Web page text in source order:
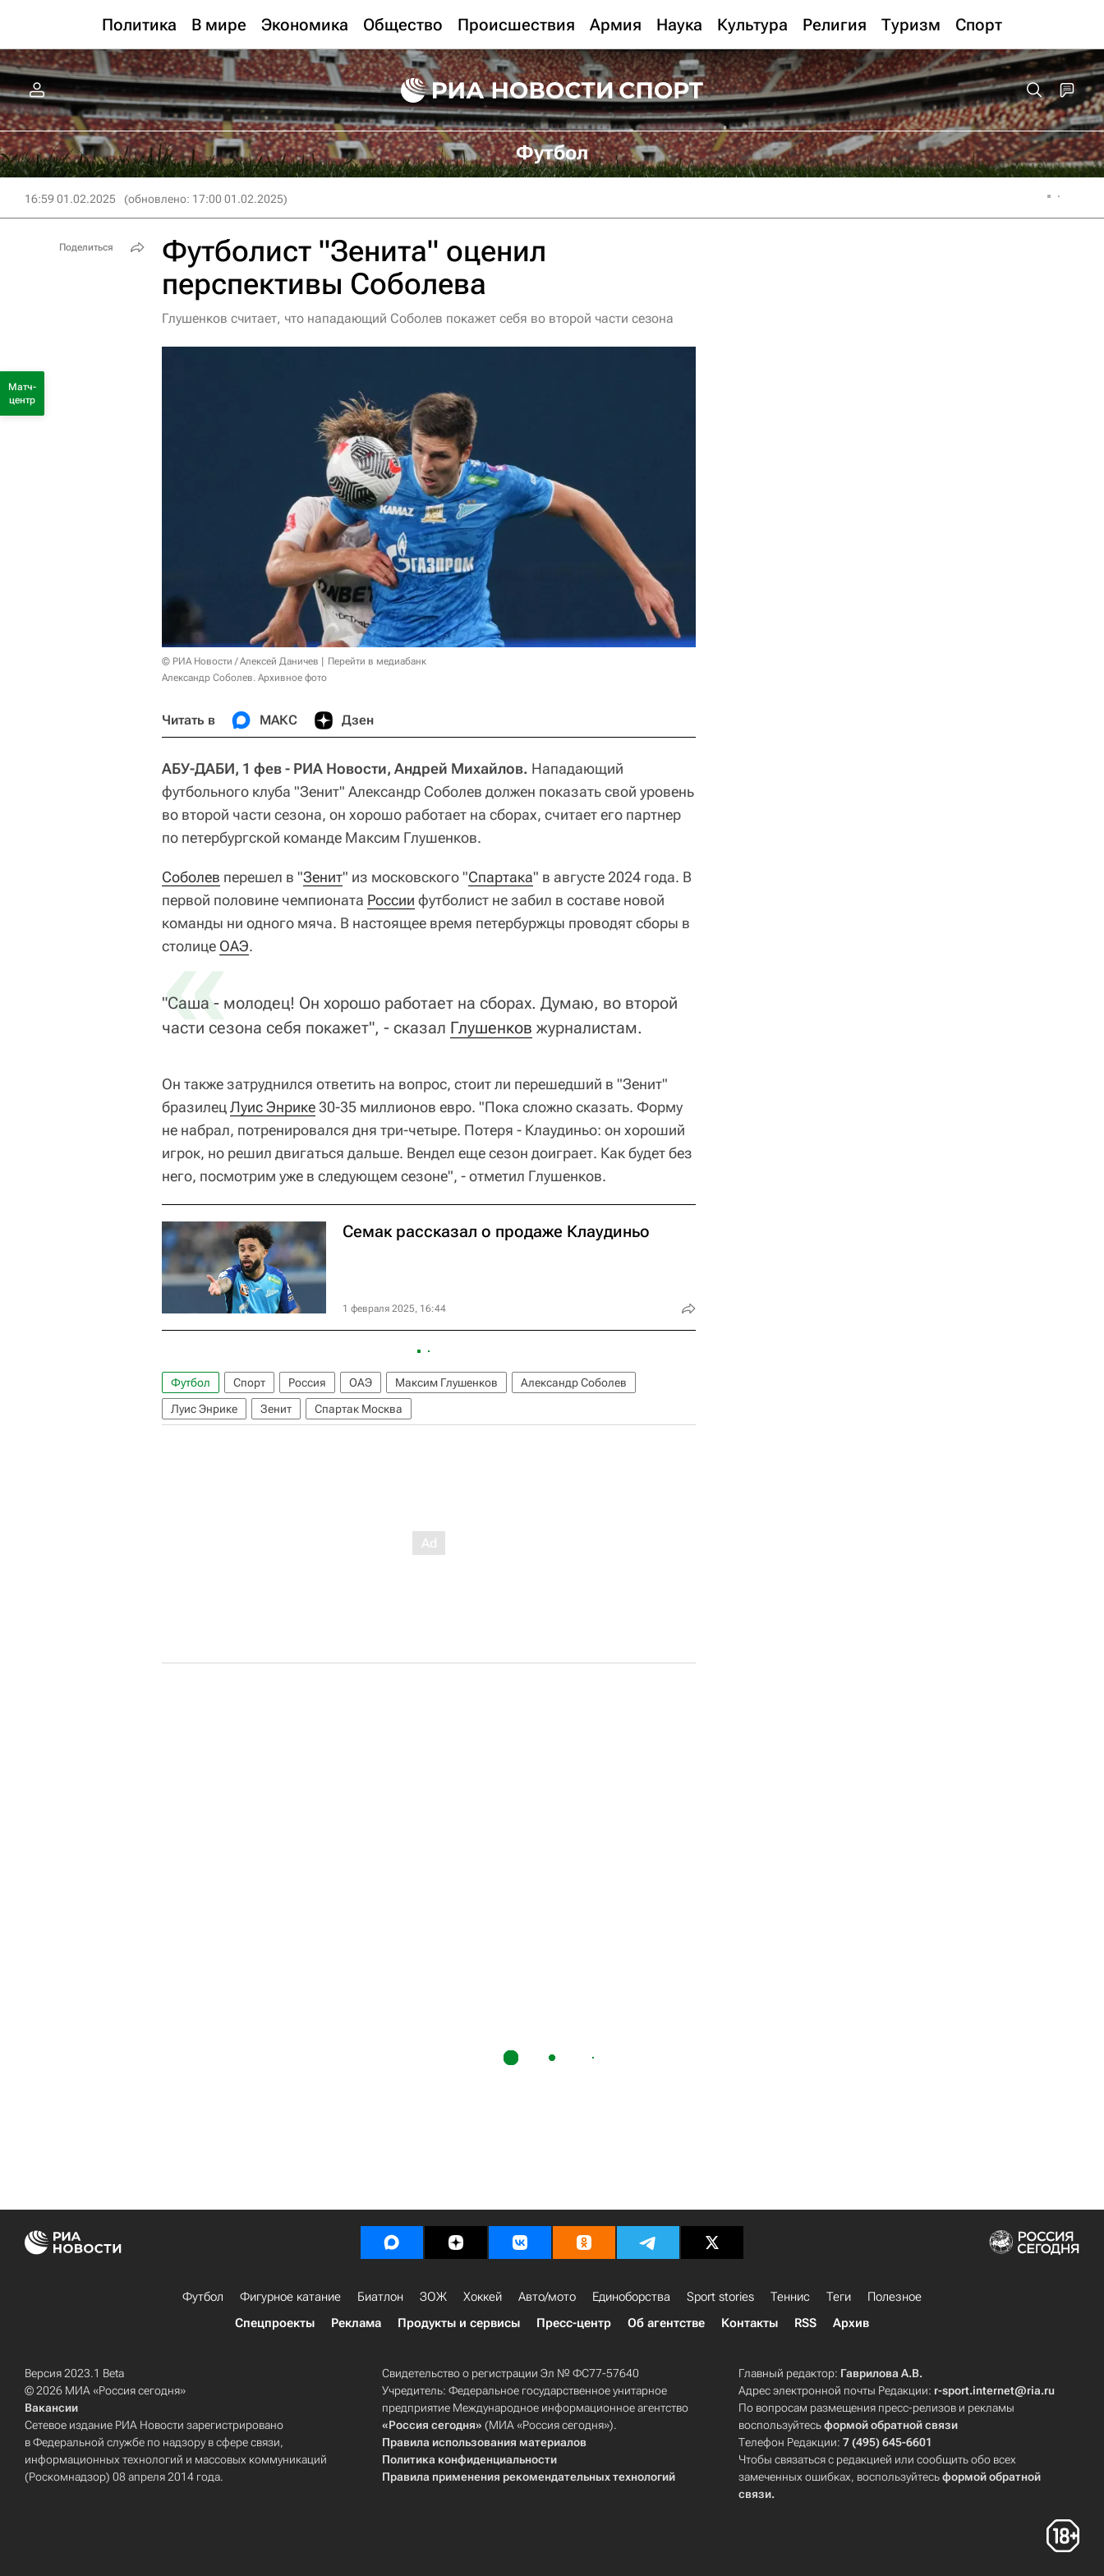
Политика В мире Экономика Общество Происшествия Армия Наука Культура Религия Туризм Спорт
Футбол
16:59 01.02.2025 (обновлено: 17:00 01.02.2025)
Футболист "Зенита" оценил
перспективы Соболева
Глушенков считает, что нападающий Соболев покажет себя во второй части сезона
© РИА Новости / Алексей Даничев
Перейти в медиабанк
Александр Соболев. Архивное фото
Читать в МАКС Дзен
АБУ-ДАБИ, 1 фев - РИА Новости, Андрей Михайлов. Нападающий
футбольного клуба "Зенит" Александр Соболев должен показать свой уровень
во второй части сезона, он хорошо работает на сборах, считает его партнер
по петербургской команде Максим Глушенков.
Соболев перешел в "Зенит" из московского "Спартака" в августе 2024 года. В
первой половине чемпионата России футболист не забил в составе новой
команды ни одного мяча. В настоящее время петербуржцы проводят сборы в
столице ОАЭ.
«
"Саша - молодец! Он хорошо работает на сборах. Думаю, во второй
части сезона себя покажет", - сказал Глушенков журналистам.
Он также затруднился ответить на вопрос, стоит ли перешедший в "Зенит"
бразилецЛуис Энрике30-35 миллионов евро. "Пока сложно сказать. Форму
не набрал, потренировался дня три-четыре. Потеря - Клаудиньо: он хороший
игрок, но решил двигаться дальше. Вендел еще сезон доиграет. Как будет без
него, посмотрим уже в следующем сезоне", - отметил Глушенков.
Семак рассказал о продаже Клаудиньо
1 февраля 2025, 16:44
Футбол Спорт Россия ОАЭ Максим Глушенков
Александр Соболев
Луис Энрике
Зенит Спартак Москва
Поделиться
Матч-
центр
Футбол Фигурное катание Биатлон ЗОЖ Хоккей Авто/мото Единоборства Sport stories Теннис Теги
Полезное
Спецпроекты
Реклама Продукты и сервисы Пресс-центр Об агентстве Контакты RSS Архив
Версия 2023.1 Beta
© 2026 МИА «Россия сегодня»
Вакансии
Сетевое издание РИА Новости зарегистрировано
в Федеральной службе по надзору в сфере связи,
информационных технологий и массовых коммуникаций
(Роскомнадзор) 08 апреля 2014 года.
Свидетельство о регистрации Эл № ФС77-57640
Учредитель: Федеральное государственное унитарное
предприятие Международное информационное агентство
«Россия сегодня» (МИА «Россия сегодня»).
Правила использования материалов
Политика конфиденциальности
Правила применения рекомендательных технологий
Главный редактор: Гаврилова А.В.
Адрес электронной почты Редакции: r-sport.internet@ria.ru
По вопросам размещения пресс-релизов и рекламы
воспользуйтесьформой обратной связи
Телефон Редакции:7 (495) 645-6601
Чтобы связаться с редакцией или сообщить обо всех
замеченных ошибках, воспользуйтесьформой обратной
связи.